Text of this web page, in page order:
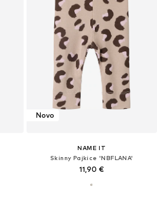
Novo
NAME IT
Skinny Pajkice 'NBFLANA'
11,90 €